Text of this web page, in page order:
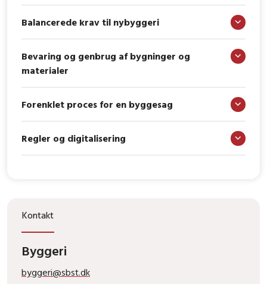
Balancerede krav til nybyggeri
Bevaring og genbrug af bygninger og
materialer
Forenklet proces for en byggesag
Regler og digitalisering
Kontakt
Byggeri
byggeri@sbst.dk